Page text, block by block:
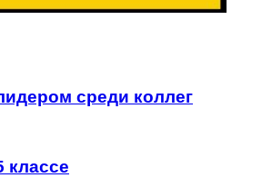
среди коллег
классе